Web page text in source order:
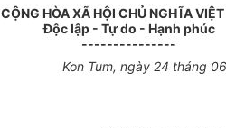
CỘNG HÒA XÃ HỘI CHỦ NGHĨA
Độc lập - Tự do - Hạnh phúc
---------------
Kon Tum, ngày 24 tháng 06